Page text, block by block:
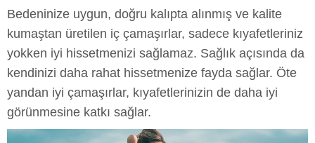
Bedeninize uygun, doğru kalıpta alınmış ve kalite
kumaştan üretilen iç çamaşırlar, sadece kıyafetleriniz
yokken iyi hissetmenizi sağlamaz. Sağlık açısında da
kendinizi daha rahat hissetmenize fayda sağlar. Öte
yandan iyi çamaşırlar, kıyafetlerinizin de daha iyi
görünmesine katkı sağlar.